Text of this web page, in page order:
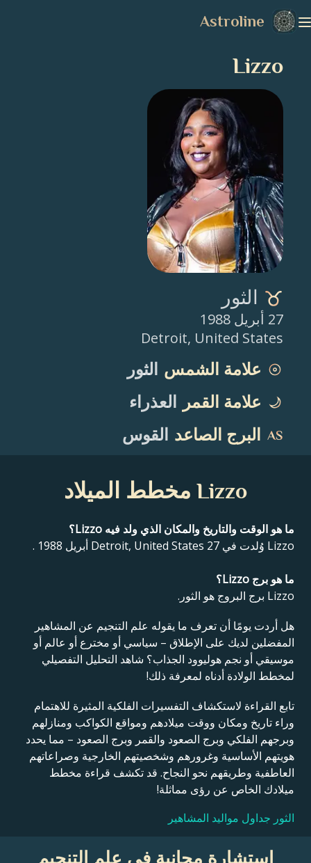
Astroline
Lizzo
الثور
27 أبريل 1988
Detroit, United States
علامة الشمس
الثور
علامة القمر
العذراء
البرج الصاعد
القوس
Lizzo مخطط الميلاد
ما هو الوقت والتاريخ والمكان الذي ولد فيه Lizzo؟
Lizzo وُلدت في Detroit, United States 27 أبريل 1988 .
ما هو برج Lizzo؟
Lizzo برج البروج هو الثور.
هل أردت يومًا أن تعرف ما يقوله علم التنجيم عن المشاهير
المفضلين لديك على الإطلاق – سياسي أو مخترع أو عالم أو
موسيقي أو نجم هوليوود الجذاب؟ شاهد التحليل التفصيلي
لمخطط الولادة أدناه لمعرفة ذلك!
تابع القراءة لاستكشاف التفسيرات الفلكية المثيرة للاهتمام
وراء تاريخ ومكان ووقت ميلادهم ومواقع الكواكب ومنازلهم
وبرجهم الفلكي وبرج الصعود والقمر وبرج الصعود – مما يحدد
هويتهم الأساسية وغرورهم وشخصيتهم الخارجية وصراعاتهم
العاطفية وطريقهم نحو النجاح. قد تكشف قراءة مخطط
ميلادك الخاص عن رؤى مماثلة!
الثور جداول مواليد المشاهير
استشارة مجانية في علم التنجيم